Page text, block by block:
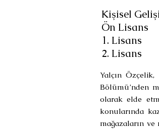
Kişisel
Ön Lisans
1. Lisans
2. Lisans
Yalçın
Bölümü’nden
olarak elde
konularında
mağazaların